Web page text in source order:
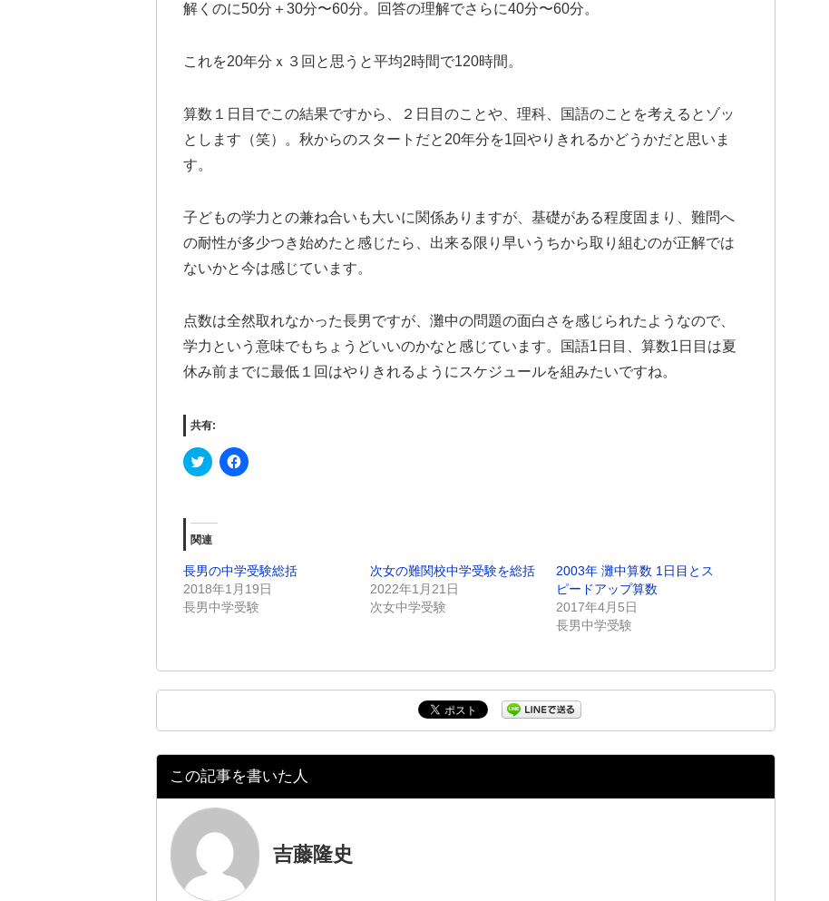
解くのに50分＋30分〜60分。回答の理解でさらに40分〜60分。
これを20年分ｘ３回と思うと平均2時間で120時間。
算数１日目でこの結果ですから、２日目のことや、理科、国語のことを考えるとゾッ
とします（笑）。秋からのスタートだと20年分を1回やりきれるかどうかだと思いま
す。
子どもの学力との兼ね合いも大いに関係ありますが、基礎がある程度固まり、難問へ
の耐性が多少つき始めたと感じたら、出来る限り早いうちから取り組むのが正解では
ないかと今は感じています。
点数は全然取れなかった長男ですが、灘中の問題の面白さを感じられたようなので、
学力という意味でもちょうどいいのかなと感じています。国語1日目、算数1日目は夏
休み前までに最低１回はやりきれるようにスケジュールを組みたいですね。
共有:
Click
to
し
い
ィ
ン
ド
ウ
で
Facebook
で
リ
ッ
ク
し
て
(新
い
ン
ウ
で
開
き
ま
関連
長男の中学受験総括
2018年1月19日
長男中学受験
次女の難関校中学受験を総括
2022年1月21日
次女中学受験
2003年 灘中算数 1日目とス
ピードアップ算数
2017年4月5日
長男中学受験
この記事を書いた人
吉藤隆史